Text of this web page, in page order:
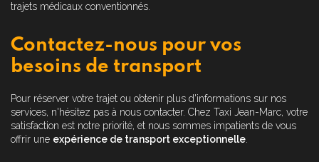
trajets médicaux conventionnés.
Contactez-nous pour vos
besoins de transport
Pour réserver votre trajet ou obtenir plus d'informations sur nos
services, n'hésitez pas à nous contacter. Chez Taxi Jean-Marc, votre
satisfaction est notre priorité, et nous sommes impatients de vous
offrir une expérience de transport exceptionnelle.